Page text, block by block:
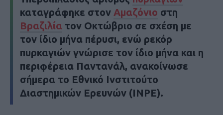
καταγράφηκε στον Αμαζόνιο στη
Βραζιλία τον Οκτώβριο σε σχέση με
τον ίδιο μήνα πέρυσι, ενώ ρεκόρ
πυρκαγιών γνώρισε τον ίδιο μήνα και η
περιφέρεια Παντανάλ, ανακοίνωσε
σήμερα το Εθνικό Ινστιτούτο
Διαστημικών Ερευνών (INPE).